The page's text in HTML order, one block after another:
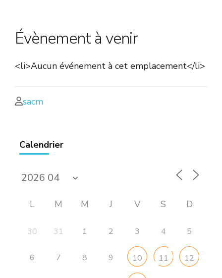
Évènement à venir
<li>Aucun événement à cet emplacement</li>
sacm
Calendrier
L M M J V S D
30 31 1 2 3 4 5
6 7 8 9 10 11 12